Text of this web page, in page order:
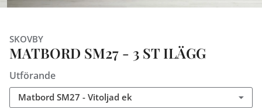
SKOVBY
MATBORD SM27 - 3 ST ILÄGG
Utförande
Matbord SM27 - Vitoljad ek